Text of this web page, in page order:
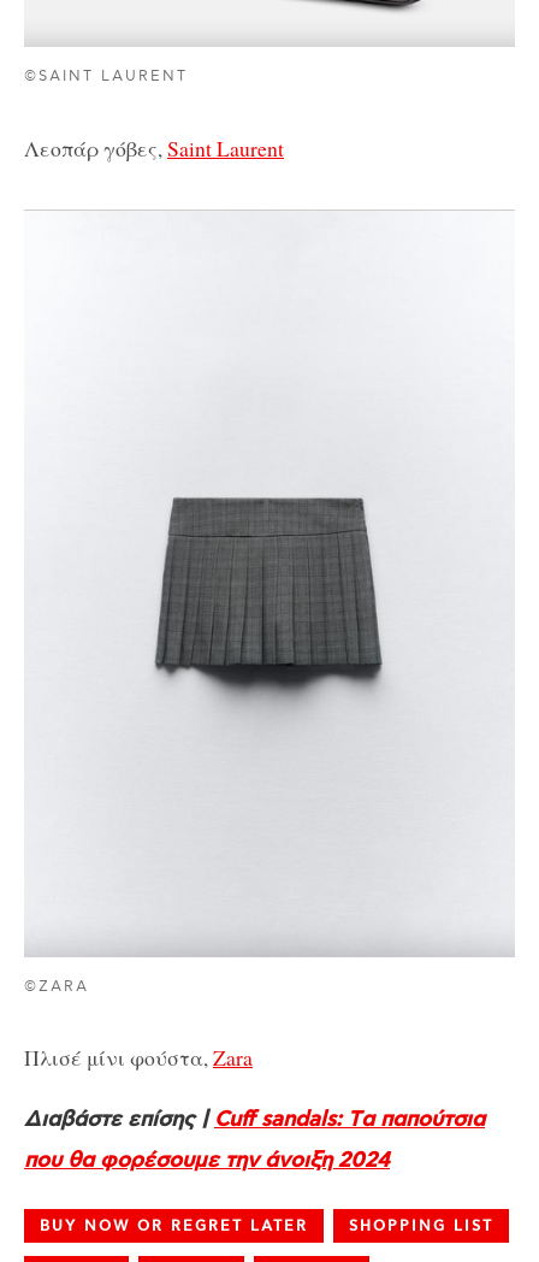
©SAINT LAURENT
Λεοπάρ γόβες, Saint Laurent
©ZARA
Πλισέ μίνι φούστα,Zara
Διαβάστε επίσης | Cuff sandals: Tα παπούτσια
που θα φορέσουμε την άνοιξη 2024
BUY NOW OR REGRET LATER SHOPPING LIST